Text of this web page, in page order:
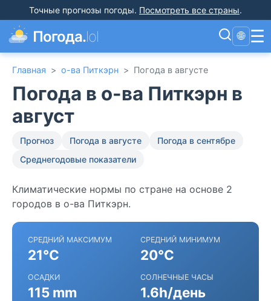
Точные прогнозы погоды. Посмотреть все страны.
Погода.lol 🌐 ☰
Главная > о-ва Питкэрн > Погода в августе
Погода в о-ва Питкэрн в
август
Прогноз Погода в августе
Погода в сентябре
Среднегодовые показатели
Климатические нормы по стране на основе 2
городов в о-ва Питкэрн.
СРЕДНИЙ МАКСИМУМ
21°C
СРЕДНИЙ МИНИМУМ
20°C
ОСАДКИ
115 mm
СОЛНЕЧНЫЕ ЧАСЫ
1.6h/день